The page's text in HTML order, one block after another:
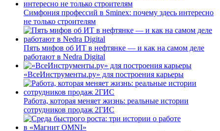
Симфония профессий в Sminex: почему здесь интересно
не только строителям
Пять мифов об ИТ в нефтянке — и как на самом деле
работают в Nedra Digital
«ВсеИнструменты.ру» для построения карьеры
Работа, которая меняет жизнь: реальные истории
сотрудников продаж 2ГИС